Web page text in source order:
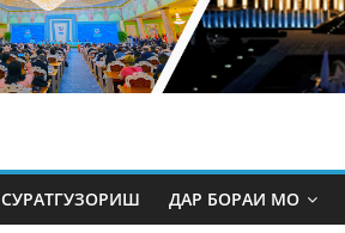
СУРАТГУЗОРИШ ДАР БОРАИ МО